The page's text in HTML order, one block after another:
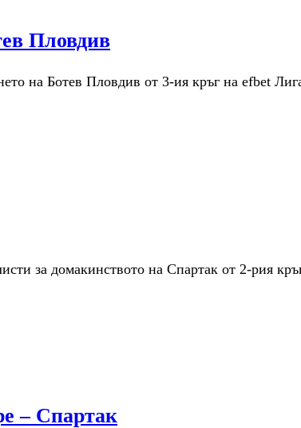
Пловдив
на Ботев Пловдив от 3-ия кръг на efbet
за домакинството на Спартак от 2-рия
– Спартак